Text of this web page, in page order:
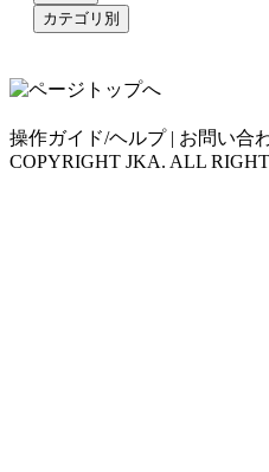
カテゴリ別
操作ガイド/ヘルプ| お問い合
COPYRIGHT JKA. ALL